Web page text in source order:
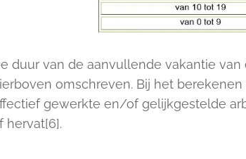
duur van de aanvullende vakantie
omschreven. Bij het
gewerkte en/of gelijkgestelde
hervat[6].